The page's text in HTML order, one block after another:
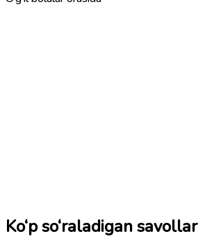
Ko‘p so‘raladigan savollar